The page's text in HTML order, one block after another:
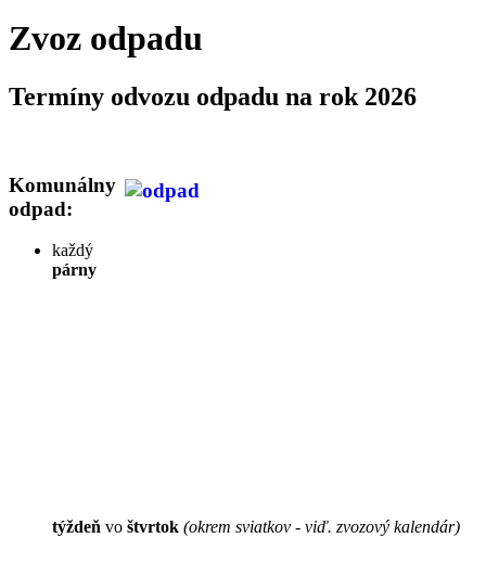
Zvoz odpadu
Termíny odvozu odpadu na rok 2026
Komunálny
odpad:
každý
párny
týždeň vo štvrtok (okrem sviatkov - viď. zvozový kalendár)